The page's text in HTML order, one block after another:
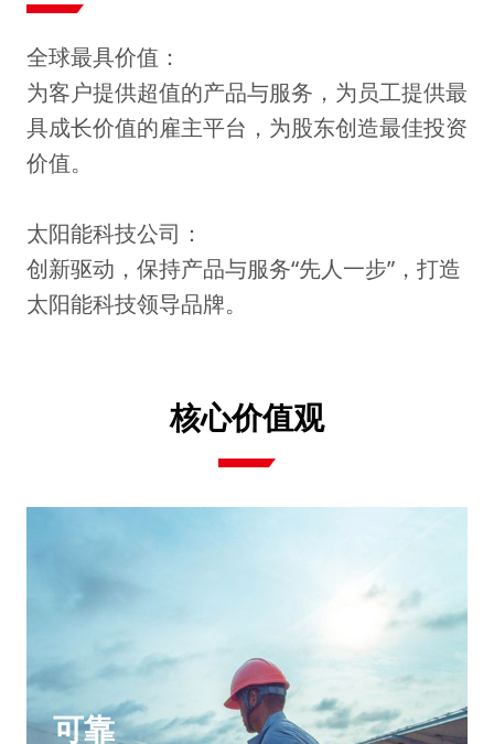
全球最具价值：
为客户提供超值的产品与服务，为员工提供最
具成长价值的雇主平台，为股东创造最佳投资
价值。
太阳能科技公司：
创新驱动，保持产品与服务“先人一步”，打造
太阳能科技领导品牌。
核心价值观
可靠